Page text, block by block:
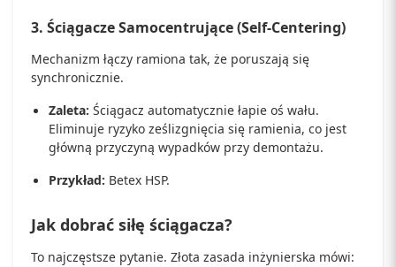
3. Ściągacze Samocentrujące (Self-Centering)
Mechanizm łączy ramiona tak, że poruszają się
synchronicznie.
Zaleta: Ściągacz automatycznie łapie oś wału.
Eliminuje ryzyko ześlizgnięcia się ramienia, co jest
główną przyczyną wypadków przy demontażu.
Przykład: Betex HSP.
Jak dobrać siłę ściągacza?
To najczęstsze pytanie. Złota zasada inżynierska mówi: